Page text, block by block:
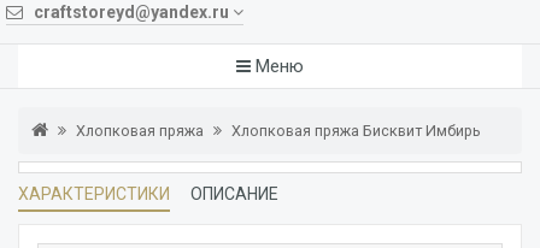
craftstoreyd@yandex.ru
Меню
Хлопковая пряжа Хлопковая пряжа Бисквит Имбирь
ХАРАКТЕРИСТИКИ ОПИСАНИЕ